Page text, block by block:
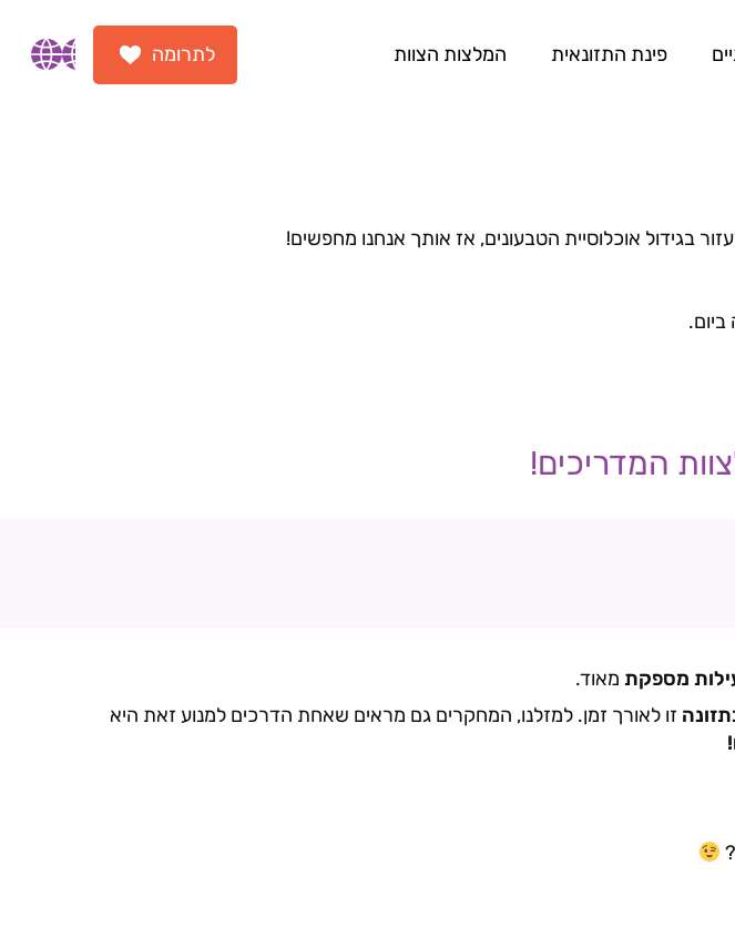
פינת התזונאית המלצות הצוות לתרומה
בגידול אוכלוסיית הטבעונים, אז אותך אנחנו מחפשים!
המדריכים!
מספקת מאוד.
זו לאורך זמן. למזלנו, המחקרים גם מראים שאחת הדרכים למנוע זאת היא